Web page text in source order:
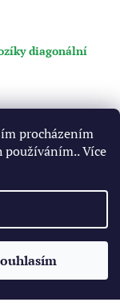
procházením
Více
diagonální